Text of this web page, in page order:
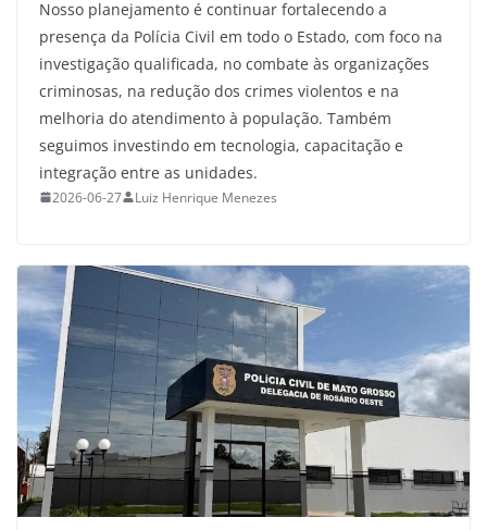
Nosso planejamento é continuar fortalecendo a
presença da Polícia Civil em todo o Estado, com foco na
investigação qualificada, no combate às organizações
criminosas, na redução dos crimes violentos e na
melhoria do atendimento à população. Também
seguimos investindo em tecnologia, capacitação e
integração entre as unidades.
2026-06-27 Luiz Henrique Menezes